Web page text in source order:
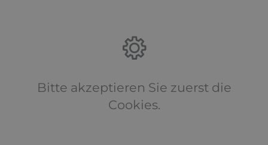
Bitte akzeptieren Sie zuerst die
Cookies.